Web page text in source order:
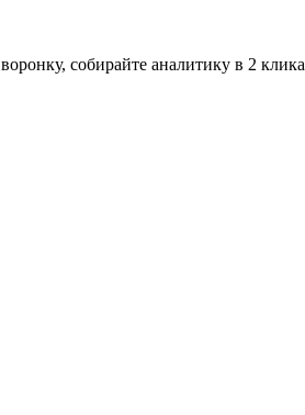
собирайте аналитику в 2 клика